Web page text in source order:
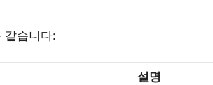
같습니다:
설명